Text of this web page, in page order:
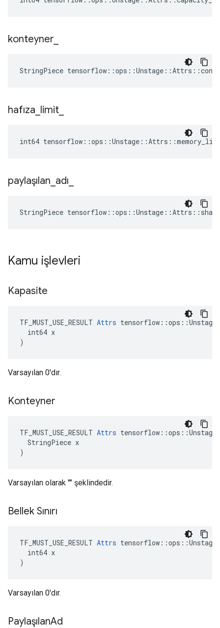
konteyner
StringPiece
hafıza limit
int64
paylaşılan adı
StringPiece
Kamu işlevleri
Kapasite
TF_MUST_USE_RESULT Attrs
  int64 x
)
Varsayılan 0'dır.
Konteyner
TF_MUST_USE_RESULT Attrs
  StringPiece x
)
Varsayılan olarak "" şeklindedir.
Bellek Sınırı
TF_MUST_USE_RESULT Attrs
  int64 x
)
Varsayılan 0'dır.
PaylaşılanAd